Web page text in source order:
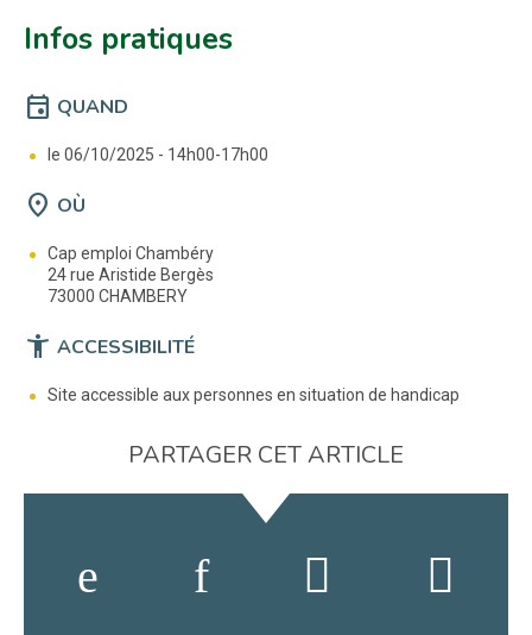
Infos pratiques
event QUAND
le 06/10/2025 - 14h00-17h00
location_on OÙ
Cap emploi Chambéry
24 rue Aristide Bergès
73000 CHAMBERY
accessibility_new ACCESSIBILITÉ
Site accessible aux personnes en situation de handicap
PARTAGER CET ARTICLE